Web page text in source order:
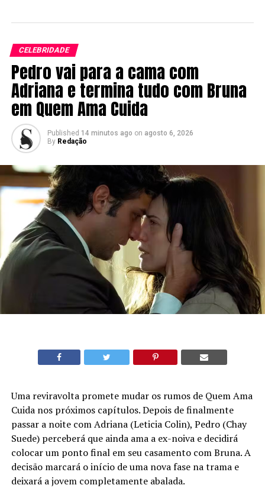
CELEBRIDADE
Pedro vai para a cama com
Adriana e termina tudo com Bruna
em Quem Ama Cuida
Published 14 minutos ago on agosto 6, 2026
By Redação
Uma reviravolta promete mudar os rumos de Quem Ama
Cuida nos próximos capítulos. Depois de finalmente
passar a noite com Adriana (Leticia Colin), Pedro (Chay
Suede) perceberá que ainda ama a ex-noiva e decidirá
colocar um ponto final em seu casamento com Bruna. A
decisão marcará o início de uma nova fase na trama e
deixará a jovem completamente abalada.